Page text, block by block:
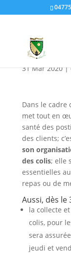
COVID-
31 Mar 2020|
Dans le cadre
met tout en
santé des
des clients;
son
des colis; elle
essentielles
repas ou de
Aussi, dès le
la collecte
colis, pour
sera
jeudi et